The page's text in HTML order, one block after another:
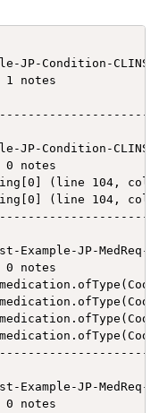
JP-
1 notes
JP-
0 notes
(line 104, col8):
(line 104, col8):
Example-
0 notes
Example-
0 notes